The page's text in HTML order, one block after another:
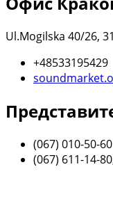
Ul.Mogilska 40/26,
+48533195429
(067) 010-50-60
(067) 611-14-